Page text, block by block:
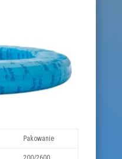
Pakowanie